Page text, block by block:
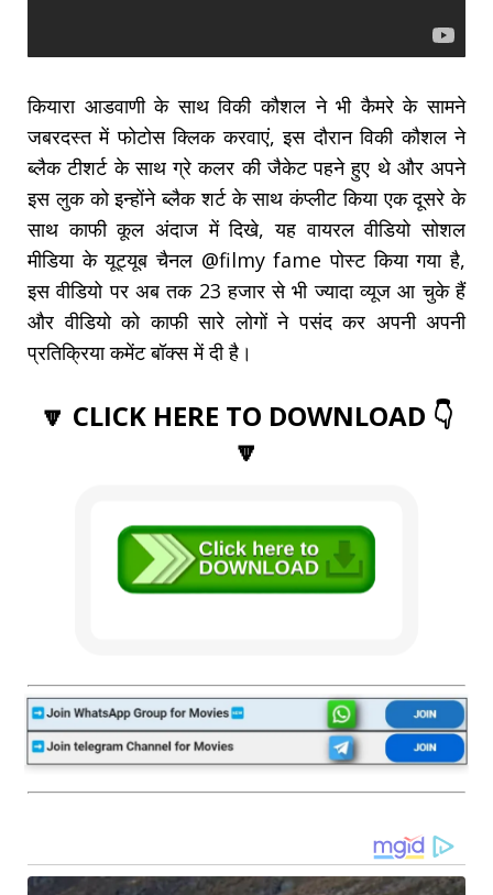
कियारा आडवाणी के साथ विकी कौशल ने भी कैमरे के सामने
जबरदस्त में फोटोस क्लिक करवाएं, इस दौरान विकी कौशल ने
ब्लैक टीशर्ट के साथ ग्रे कलर की जैकेट पहने हुए थे और अपने
इस लुक को इन्होंने ब्लैक शर्ट के साथ कंप्लीट किया एक दूसरे के
साथ काफी कूल अंदाज में दिखे, यह वायरल वीडियो सोशल
मीडिया के यूट्यूब चैनल @filmy fame पोस्ट किया गया है,
इस वीडियो पर अब तक 23 हजार से भी ज्यादा व्यूज आ चुके हैं
और वीडियो को काफी सारे लोगों ने पसंद कर अपनी अपनी
प्रतिक्रिया कमेंट बॉक्स में दी है।
🔽 CLICK HERE TO DOWNLOAD 👇
🔽